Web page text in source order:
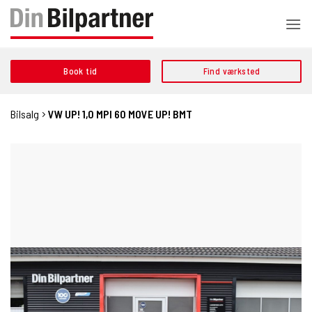
Fortsæt
indhold
Book tid Find værksted
Bilsalg VW UP! 1,0 MPI 60 MOVE UP! BMT